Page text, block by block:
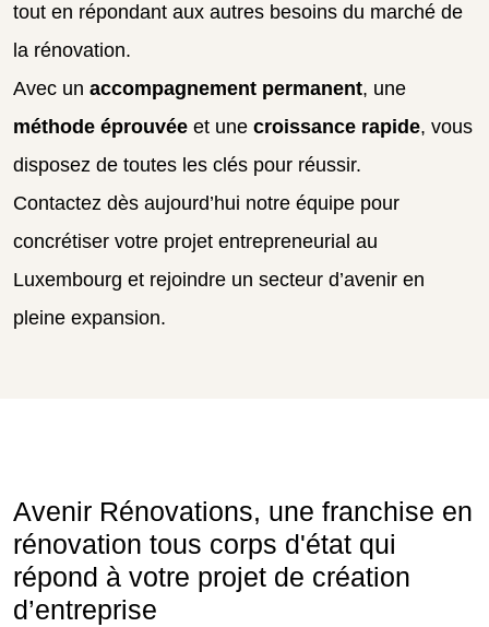
tout en répondant aux autres besoins du marché de
la rénovation.
Avec un accompagnement permanent, une
méthode éprouvée et une croissance rapide, vous
disposez de toutes les clés pour réussir.
Contactez dès aujourd’hui notre équipe pour
concrétiser votre projet entrepreneurial au
Luxembourg et rejoindre un secteur d’avenir en
pleine expansion.
Avenir Rénovations, une franchise en
rénovation tous corps d'état qui
répond à votre projet de création
d’entreprise